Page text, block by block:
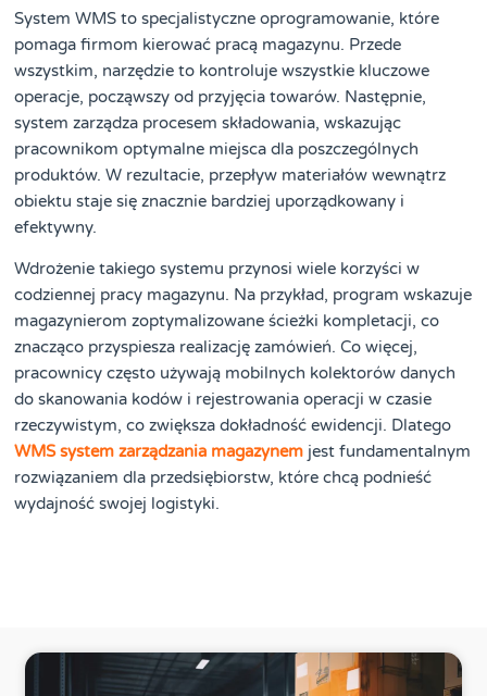
System WMS to specjalistyczne oprogramowanie, które
pomaga firmom kierować pracą magazynu. Przede
wszystkim, narzędzie to kontroluje wszystkie kluczowe
operacje, począwszy od przyjęcia towarów. Następnie,
system zarządza procesem składowania, wskazując
pracownikom optymalne miejsca dla poszczególnych
produktów. W rezultacie, przepływ materiałów wewnątrz
obiektu staje się znacznie bardziej uporządkowany i
efektywny.
Wdrożenie takiego systemu przynosi wiele korzyści w
codziennej pracy magazynu. Na przykład, program wskazuje
magazynierom zoptymalizowane ścieżki kompletacji, co
znacząco przyspiesza realizację zamówień. Co więcej,
pracownicy często używają mobilnych kolektorów danych
do skanowania kodów i rejestrowania operacji w czasie
rzeczywistym, co zwiększa dokładność ewidencji. Dlatego
WMS system zarządzania magazynem jest fundamentalnym
rozwiązaniem dla przedsiębiorstw, które chcą podnieść
wydajność swojej logistyki.